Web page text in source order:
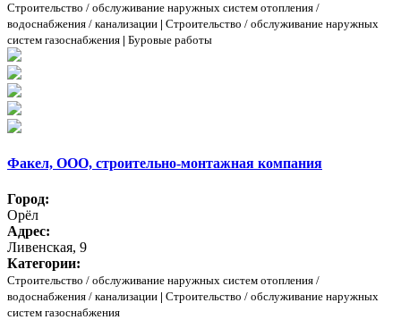
Строительство / обслуживание наружных систем отопления /
водоснабжения / канализации | Строительство / обслуживание наружных
систем газоснабжения | Буровые работы
Факел, ООО, строительно-монтажная компания
Город:
Орёл
Адрес:
Ливенская, 9
Категории:
Строительство / обслуживание наружных систем отопления /
водоснабжения / канализации | Строительство / обслуживание наружных
систем газоснабжения